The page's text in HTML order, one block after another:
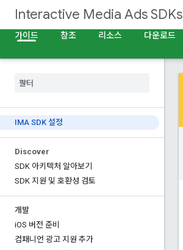
Interactive Media Ads SDKs
가이드 참조 리소스 다운로드
IMA SDK 설정
Discover
SDK 아키텍처 알아보기
SDK 지원 및 호환성 검토
개발
iOS 버전 준비
컴패니언 광고 지원 추가